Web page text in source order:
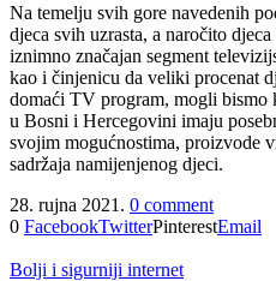
Na temelju svih gore navedenih
djeca svih uzrasta, a naročito
iznimno značajan segment
kao i činjenicu da veliki procenat
domaći TV program, mogli bismo
u Bosni i Hercegovini imaju
svojim mogućnostima, proizvode
sadržaja namijenjenog djeci.
28. rujna 2021. 0 comment
0 FacebookTwitterPinterestEmail
Bolji i sigurniji internet